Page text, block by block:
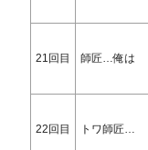
21回目 師匠…俺は
22回目 トワ師匠…